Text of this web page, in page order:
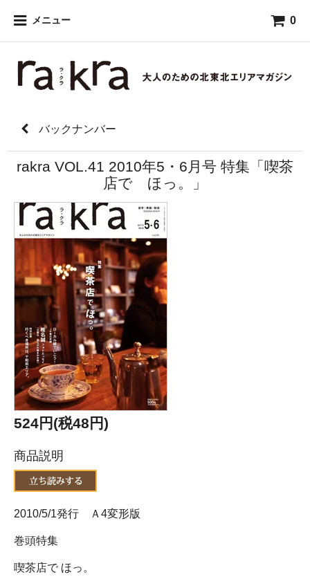
メニュー 0
バックナンバー
rakra VOL.41 2010年5・6月号 特集「喫茶
店で ほっ。」
524円(税48円)
商品説明
2010/5/1発行 Ａ4変形版
巻頭特集
喫茶店で ほっ。